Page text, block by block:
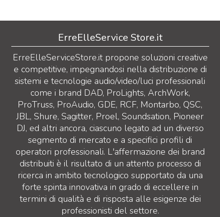
ErreElleService Store.it
ErreElleServiceStore.it propone soluzioni creative
e competitive, impegnandosi nella distribuzione di
sistemi e tecnologie audio/video/luci professionali
come i brand DAD, ProLights, ArchWork,
ProTruss, ProAudio, GDE, RCF, Montarbo, QSC,
JBL, Shure, Sagitter, Proel, Soundsation, Pioneer
DJ, ed altri ancora, ciascuno legato ad un diverso
segmento di mercato e a specifici profili di
operatori professionali. L'affermazione dei brand
distribuiti è il risultato di un attento processo di
ricerca in ambito tecnologico supportato da una
forte spinta innovativa in grado di eccellere in
termini di qualità e di risposta alle esigenze dei
professionisti del settore.